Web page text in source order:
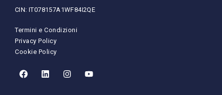
CIN: IT078157A1WF84I2QE
Termini e Condizioni
Privacy Policy
Cookie Policy